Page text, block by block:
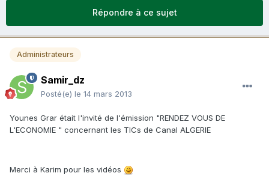
Répondre à ce sujet
Administrateurs
Samir_dz
Posté(e) le 14 mars 2013
Younes Grar était l'invité de l'émission "RENDEZ VOUS DE
L'ECONOMIE " concernant les TICs de Canal ALGERIE
Merci à Karim pour les vidéos